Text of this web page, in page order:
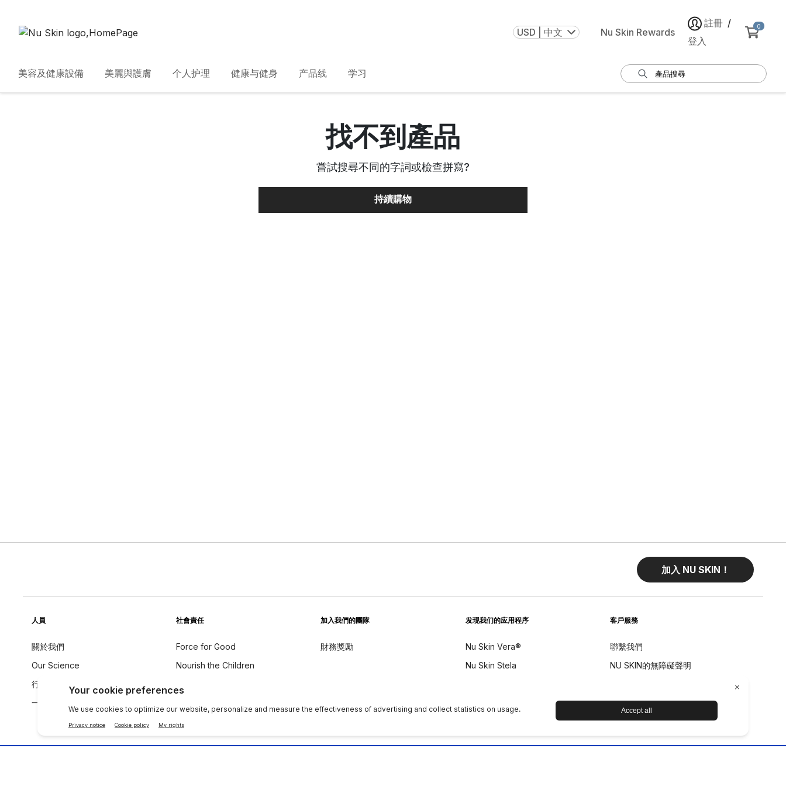
USD | 中文 Nu Skin Rewards
註冊 /
登入
0
美容及健康設備 美麗與護膚 个人护理 健康与健身 产品线 学习
找不到產品
嘗試搜尋不同的字詞或檢查拼寫?
持續購物
加入 NU SKIN！
人員
關於我們
Our Science
行為守則
一个全球声音
社會責任
Force for Good
Nourish the Children
加入我們的團隊
財務獎勵
发现我们的应用程序
Nu Skin Vera®
Nu Skin Stela
客戶服務
聯繫我們
NU SKIN的無障礙聲明
退款政策
设备保养和维护